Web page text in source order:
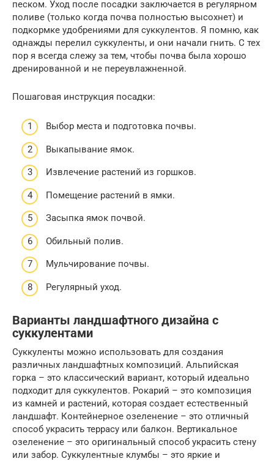
песком. Уход после посадки заключается в регулярном
поливе (только когда почва полностью высохнет) и
подкормке удобрениями для суккулентов. Я помню, как
однажды перелил суккуленты, и они начали гнить. С тех
пор я всегда слежу за тем, чтобы почва была хорошо
дренированной и не переувлажненной.
Пошаговая инструкция посадки:
Выбор места и подготовка почвы.
Выкапывание ямок.
Извлечение растений из горшков.
Помещение растений в ямки.
Засыпка ямок почвой.
Обильный полив.
Мульчирование почвы.
Регулярный уход.
Варианты ландшафтного дизайна с
суккулентами
Суккуленты можно использовать для создания
различных ландшафтных композиций. Альпийская
горка – это классический вариант, который идеально
подходит для суккулентов. Рокарий – это композиция
из камней и растений, которая создает естественный
ландшафт. Контейнерное озеленение – это отличный
способ украсить террасу или балкон. Вертикальное
озеленение – это оригинальный способ украсить стену
или забор. Суккулентные клумбы – это яркие и